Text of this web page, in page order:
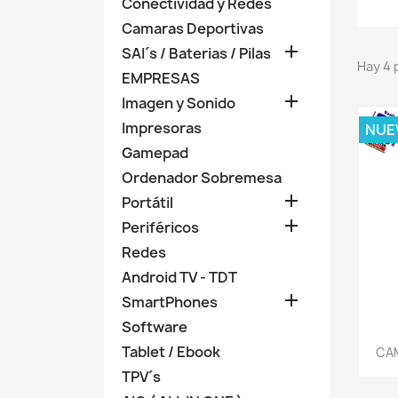
Camaras Deportivas
SAI´s / Baterias / Pilas

EMPRESAS
Imagen y Sonido

Impresoras
Gamepad
Ordenador Sobremesa
Portátil

Periféricos 
Redes
Android TV - TDT
SmartPhones

Software
Tablet / Ebook
TPV´s
Hay 4